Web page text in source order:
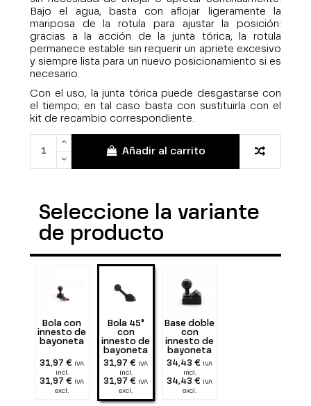
Bajo el agua, basta con aflojar ligeramente la
mariposa de la rotula para ajustar la posición:
gracias a la acción de la junta tórica, la rotula
permanece estable sin requerir un apriete excesivo
y siempre lista para un nuevo posicionamiento si es
necesario.
Con el uso, la junta tórica puede desgastarse con
el tiempo; en tal caso basta con sustituirla con el
kit de recambio correspondiente.
Añadir al carrito
Seleccione la variante
de producto
Bola con
innesto de
bayoneta
31,97 €
IVA
incl.
31,97 €
IVA
excl.
Bola 45°
con
innesto de
bayoneta
31,97 €
IVA
incl.
31,97 €
IVA
excl.
Base doble
con
innesto de
bayoneta
y bola
34,43 €
IVA
incl.
34,43 €
IVA
excl.